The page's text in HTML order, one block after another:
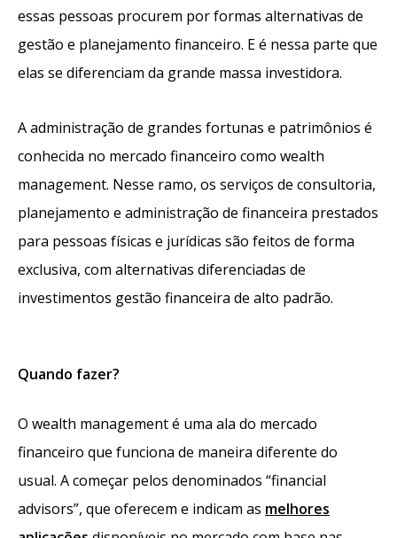
essas pessoas procurem por formas alternativas de
gestão e planejamento financeiro. E é nessa parte que
elas se diferenciam da grande massa investidora.
A administração de grandes fortunas e patrimônios é
conhecida no mercado financeiro como wealth
management. Nesse ramo, os serviços de consultoria,
planejamento e administração de financeira prestados
para pessoas físicas e jurídicas são feitos de forma
exclusiva, com alternativas diferenciadas de
investimentos gestão financeira de alto padrão.
Quando fazer?
O wealth management é uma ala do mercado
financeiro que funciona de maneira diferente do
usual. A começar pelos denominados “financial
advisors”, que oferecem e indicam as melhores